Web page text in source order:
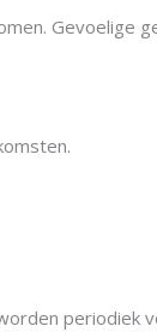
Gevoelige
periodiek